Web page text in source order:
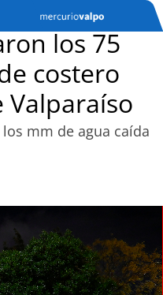
los 75
costero
Valparaíso
mm de agua caída